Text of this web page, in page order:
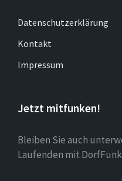
Datenschutzerklärung
Kontakt
Impressum
Jetzt mitfunken!
Bleiben Sie auch
Laufenden mit